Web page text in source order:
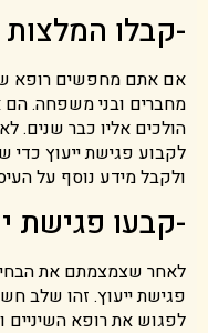
-קבלו
אם אתם מחפשים רופא
מחברים ובני משפחה. הם
הולכים אליו כבר שנים.
לקבוע פגישת ייעוץ כדי
ולקבל מידע נוסף על
-קבעו פגישת
לאחר שצמצמתם את
פגישת ייעוץ. זהו שלב
לפגוש את רופא השיניים